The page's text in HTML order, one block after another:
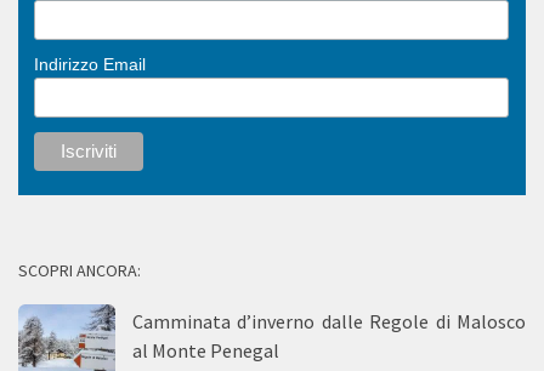
Indirizzo Email
SCOPRI ANCORA:
Camminata d’inverno dalle Regole di Malosco
al Monte Penegal